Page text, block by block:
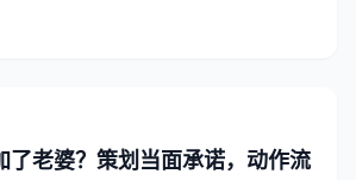
了老婆？策划当面承诺，动作流